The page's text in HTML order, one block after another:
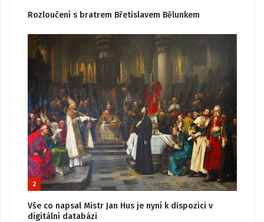
Rozloučení s bratrem Břetislavem Bělunkem
2
Vše co napsal Mistr Jan Hus je nyní k dispozici v
digitální databázi